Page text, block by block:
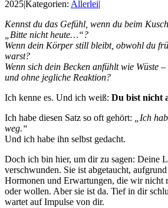
2025|Kategorien: Allerlei|
Kennst du das Gefühl, wenn du beim
„Bitte nicht heute…“?
Wenn dein Körper still bleibt, obwohl du
warst?
Wenn sich dein Becken anfühlt wie Wüste
und ohne jegliche Reaktion?
Ich kenne es. Und ich weiß: Du bist nicht
Ich habe diesen Satz so oft gehört: „Ich
weg.“
Und ich habe ihn selbst gedacht.
Doch ich bin hier, um dir zu sagen: Deine
verschwunden. Sie ist abgetaucht,
Hormonen und Erwartungen, die wir nicht
oder wollen. Aber sie ist da. Tief in dir
wartet auf Impulse von dir.